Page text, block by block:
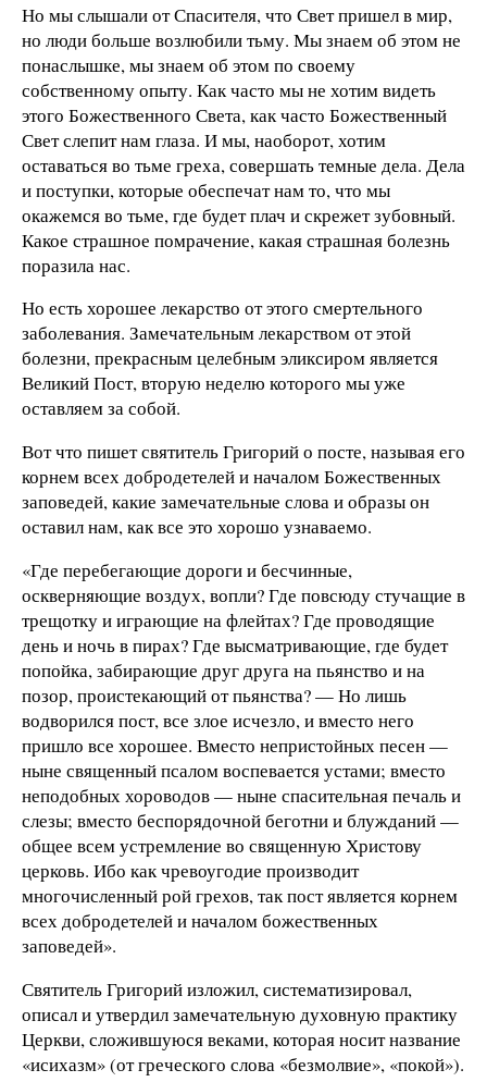
Но мы слышали от Спасителя, что Свет пришел в мир,
но люди больше возлюбили тьму. Мы знаем об этом не
понаслышке, мы знаем об этом по своему
собственному опыту. Как часто мы не хотим видеть
этого Божественного Света, как часто Божественный
Свет слепит нам глаза. И мы, наоборот, хотим
оставаться во тьме греха, совершать темные дела. Дела
и поступки, которые обеспечат нам то, что мы
окажемся во тьме, где будет плач и скрежет зубовный.
Какое страшное помрачение, какая страшная болезнь
поразила нас.
Но есть хорошее лекарство от этого смертельного
заболевания. Замечательным лекарством от этой
болезни, прекрасным целебным эликсиром является
Великий Пост, вторую неделю которого мы уже
оставляем за собой.
Вот что пишет святитель Григорий о посте, называя его
корнем всех добродетелей и началом Божественных
заповедей, какие замечательные слова и образы он
оставил нам, как все это хорошо узнаваемо.
«Где перебегающие дороги и бесчинные,
оскверняющие воздух, вопли? Где повсюду стучащие в
трещотку и играющие на флейтах? Где проводящие
день и ночь в пирах? Где высматривающие, где будет
попойка, забирающие друг друга на пьянство и на
позор, проистекающий от пьянства? — Но лишь
водворился пост, все злое исчезло, и вместо него
пришло все хорошее. Вместо непристойных песен —
ныне священный псалом воспевается устами; вместо
неподобных хороводов — ныне спасительная печаль и
слезы; вместо беспорядочной беготни и блужданий —
общее всем устремление во священную Христову
церковь. Ибо как чревоугодие производит
многочисленный рой грехов, так пост является корнем
всех добродетелей и началом божественных
заповедей».
Святитель Григорий изложил, систематизировал,
описал и утвердил замечательную духовную практику
Церкви, сложившуюся веками, которая носит название
«исихазм» (от греческого слова «безмолвие», «покой»).